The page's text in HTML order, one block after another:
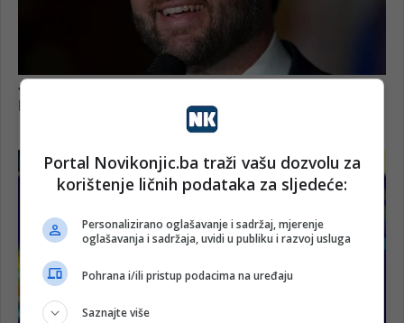
Portal Novikonjic.ba traži vašu dozvolu za
korištenje ličnih podataka za sljedeće:
Personalizirano oglašavanje i sadržaj, mjerenje
oglašavanja i sadržaja, uvidi u publiku i razvoj usluga
Pohrana i/ili pristup podacima na uređaju
Saznajte više